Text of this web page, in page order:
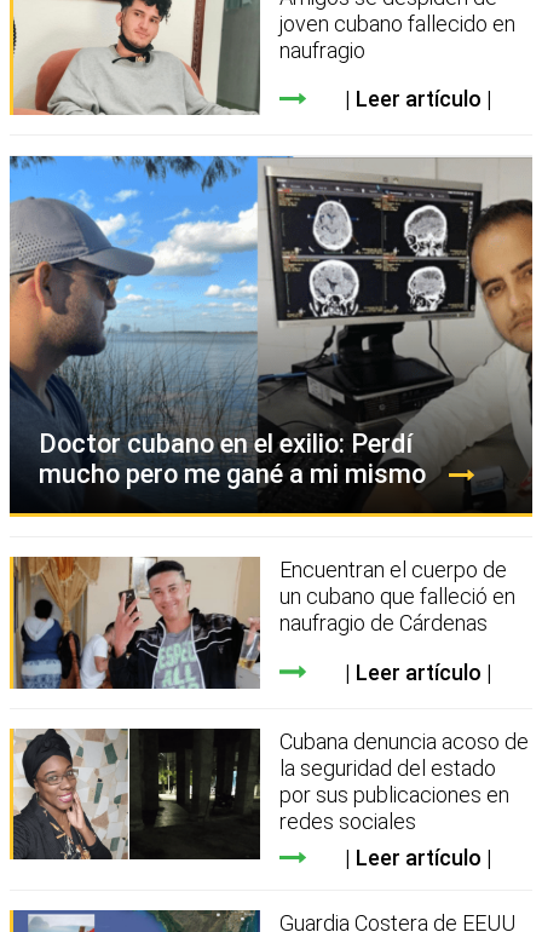
joven cubano fallecido en
naufragio
Leer artículo
Doctor cubano en el exilio: Perdí
mucho pero me gané a mi mismo
Encuentran el cuerpo de
un cubano que falleció en
naufragio de Cárdenas
Leer artículo
Cubana denuncia acoso de
la seguridad del estado
por sus publicaciones en
redes sociales
Leer artículo
Guardia Costera de EEUU